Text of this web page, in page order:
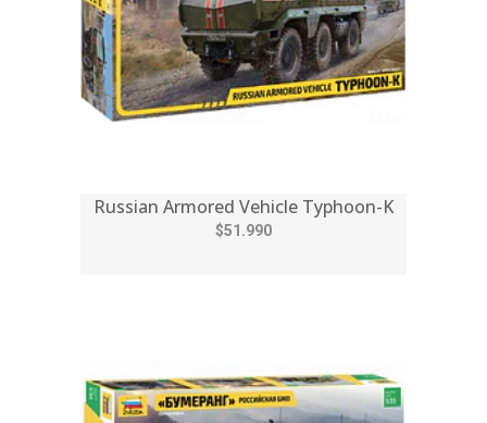
Russian Armored Vehicle Typhoon-K
$51.990